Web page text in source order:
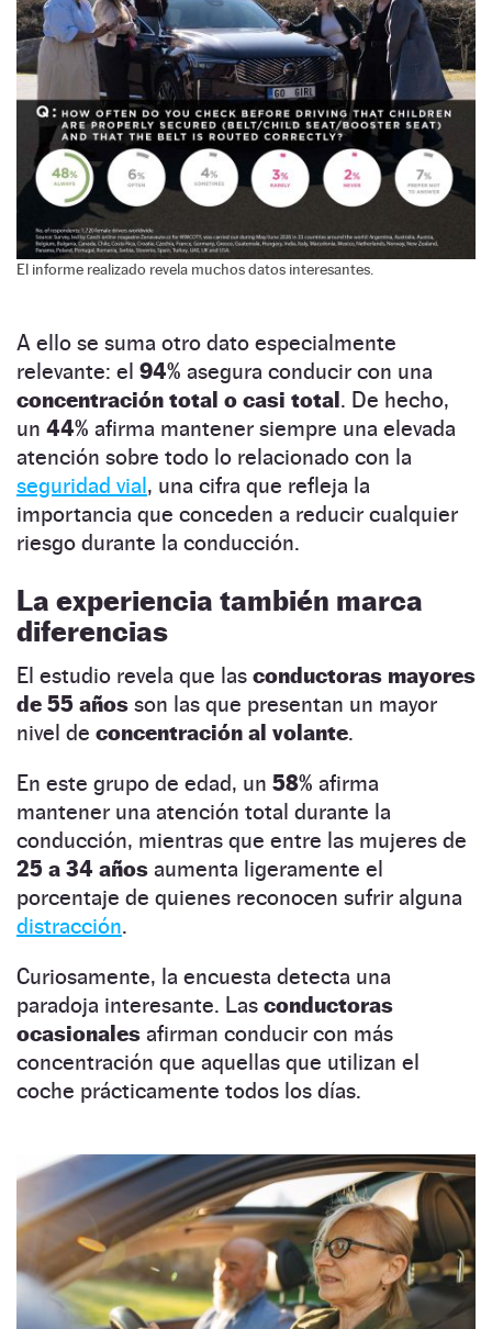
El informe realizado revela muchos datos interesantes.
A ello se suma otro dato especialmente
relevante: el 94% asegura conducir con una
concentración total o casi total. De hecho,
un 44% afirma mantener siempre una elevada
atención sobre todo lo relacionado con la
seguridad vial, una cifra que refleja la
importancia que conceden a reducir cualquier
riesgo durante la conducción.
La experiencia también marca
diferencias
El estudio revela que las conductoras mayores
de 55 años son las que presentan un mayor
nivel de concentración al volante.
En este grupo de edad, un 58% afirma
mantener una atención total durante la
conducción, mientras que entre las mujeres de
25 a 34 años aumenta ligeramente el
porcentaje de quienes reconocen sufrir alguna
distracción.
Curiosamente, la encuesta detecta una
paradoja interesante. Las conductoras
ocasionales afirman conducir con más
concentración que aquellas que utilizan el
coche prácticamente todos los días.